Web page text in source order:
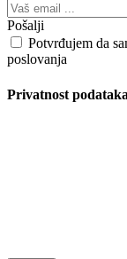
Pošalji
Potvrđujem da
poslovanja
Privatnost podataka